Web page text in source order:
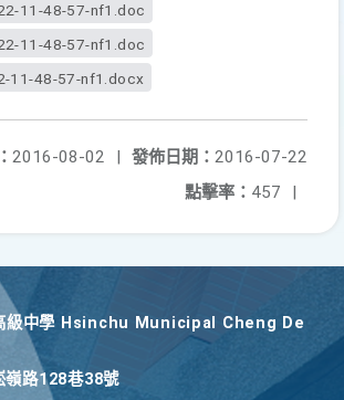
11-48-57-nf1.doc
11-48-57-nf1.doc
11-48-57-nf1.docx
發佈日期： 2016-07-22
2016-08-02
|
點擊率： 457 |
級中學 Hsinchu Municipal Cheng De
嶺路128巷38號